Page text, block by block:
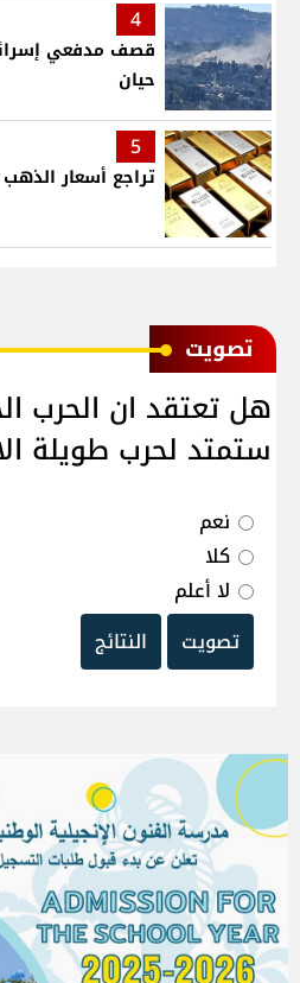
4
قصف مدفعي
حيان
5
تراجع أسعار
ﺗﺼﻮﻳﺖ
هل تعتقد ان الحرب
ستمتد لحرب طويلة
نعم
كلا
لا أعلم
تصويت
النتائج